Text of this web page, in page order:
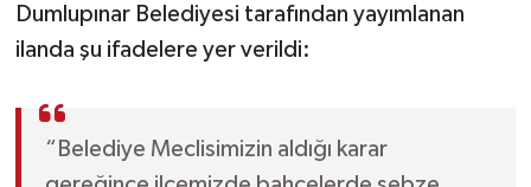
Dumlupınar Belediyesi tarafından yayımlanan
ilanda şu ifadelere yer verildi:
“Belediye Meclisimizin aldığı karar